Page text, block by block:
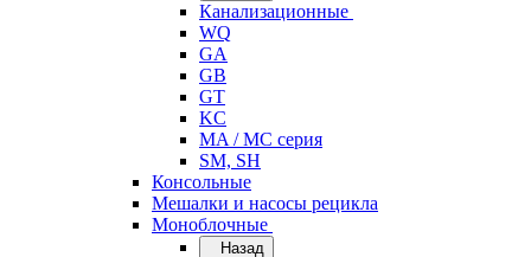
Канализационные
WQ
GA
GB
GT
KC
MA / MC серия
SM, SH
Консольные
Мешалки и насосы рецикла
Моноблочные
Назад